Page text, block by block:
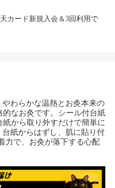
カード新規入会＆3回利用で
わらかな温熱とお灸本来の
なお灸です。シール付台紙
から取り外すだけで簡単に
紙からはずし、肌に貼り付
力で、お灸が落下する心配